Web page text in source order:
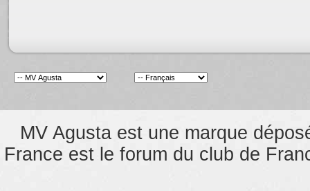
MV Agusta est une marque
France est le forum du club de